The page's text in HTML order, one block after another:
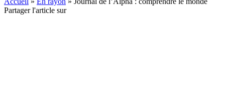
Partager l'article sur